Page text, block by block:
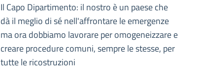
Il Capo Dipartimento: il nostro è un paese che
dà il meglio di sé nell'affrontare le emergenze
ma ora dobbiamo lavorare per omogeneizzare e
creare procedure comuni, sempre le stesse, per
tutte le ricostruzioni